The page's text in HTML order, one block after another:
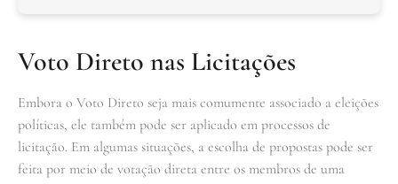
Voto Direto nas Licitações
Embora o Voto Direto seja mais comumente associado a eleições
políticas, ele também pode ser aplicado em processos de
licitação. Em algumas situações, a escolha de propostas pode ser
feita por meio de votação direta entre os membros de uma